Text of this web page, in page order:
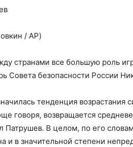
/ AP)
странами все большую роль
Совета безопасности России
тенденция возрастания
говоря, возвращается
Патрушев. В целом, по его
и в значительной степени